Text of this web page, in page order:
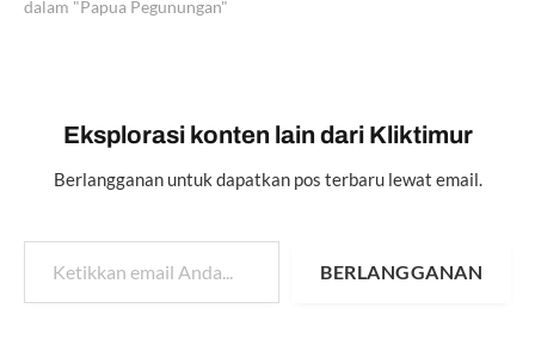
dalam "Papua Pegunungan"
Eksplorasi konten lain dari Kliktimur
Berlangganan untuk dapatkan pos terbaru lewat email.
Ketikkan email Anda...
BERLANGGANAN